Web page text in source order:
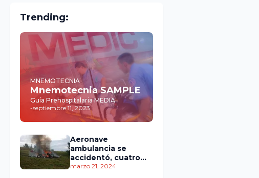
Trending:
MNEMOTECNIA
Mnemotecnia SAMPLE
Guía Prehospitalaria MEDIA
-septiembre 11, 2023
Aeronave
ambulancia se
accidentó, cuatro
personas murieron
marzo 21, 2024